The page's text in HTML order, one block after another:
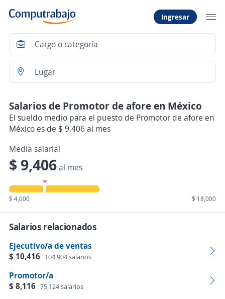
Ingresar
Salarios de Promotor de afore en México
El sueldo medio para el puesto de Promotor de afore en
México es de $ 9,406 al mes
Media salarial
$ 9,406al mes
$ 4,000 $ 18,000
Salarios relacionados
Ejecutivo/a de ventas
$ 10,416 104,904 salarios
Promotor/a
$ 8,116 75,124 salarios